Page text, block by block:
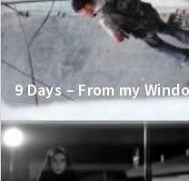
9 Days – From my